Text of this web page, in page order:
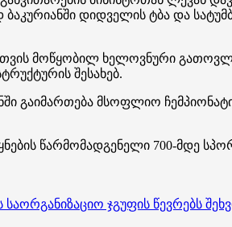
დიდველის ტბა და
მოწყობილ ხელოვნური
შესახებ.
გაიმართება მსოფლიო
წარმომადგენელი 700-მდე
ჯგუფის წევრებს